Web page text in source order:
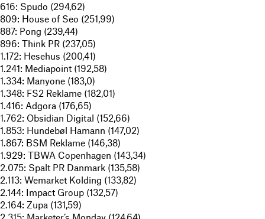
616: Spudo (294,62)
809: House of Seo (251,99)
887: Pong (239,44)
896: Think PR (237,05)
1.172: Hesehus (200,41)
1.241: Mediapoint (192,58)
1.334: Manyone (183,0)
1.348: FS2 Reklame (182,01)
1.416: Adgora (176,65)
1.762: Obsidian Digital (152,66)
1.853: Hundebøl Hamann (147,02)
1.867: BSM Reklame (146,38)
1.929: TBWA Copenhagen (143,34)
2.075: Spalt PR Danmark (135,58)
2.113: Wemarket Kolding (133,82)
2.144: Impact Group (132,57)
2.164: Zupa (131,59)